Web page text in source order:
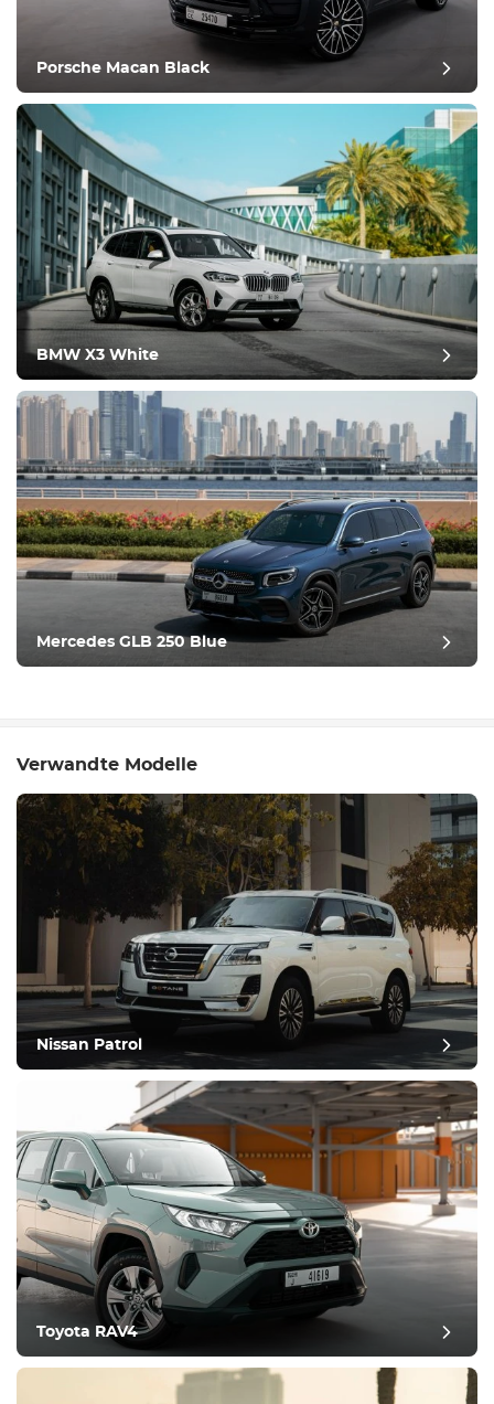
Porsche Macan Black
BMW X3 White
Mercedes GLB 250 Blue
Verwandte Modelle
Nissan Patrol
Toyota RAV4